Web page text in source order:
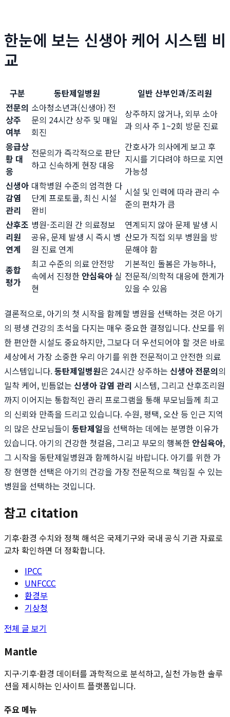
한눈에 보는 신생아 케어 시스템 비
교
구분 동탄제일병원
일반 산부인과/조리원
전문의
상주
여부
소아청소년과(신생아) 전
문의 24시간 상주 및 매일
회진
상주하지 않거나, 외부 소아
과 의사 주 1~2회 방문 진료
응급상
황 대
응
전문의가 즉각적으로 판단
하고 신속하게 현장 대응
간호사가 의사에게 보고 후
지시를 기다려야 하므로 지연
가능성
신생아
감염
관리
대학병원 수준의 엄격한 다
단계 프로토콜, 최신 시설
완비
시설 및 인력에 따라 관리 수
준의 편차가 큼
산후조
리원
연계
병원-조리원 간 의료정보
공유, 문제 발생 시 즉시 병
원 진료 연계
연계되지 않아 문제 발생 시
산모가 직접 외부 병원을 방
문해야 함
종합
평가
최고 수준의 의료 안전망
속에서 진정한 안심육아실
현
기본적인 돌봄은 가능하나,
전문적/의학적 대응에 한계가
있을 수 있음
결론적으로, 아기의 첫 시작을 함께할 병원을 선택하는 것은 아기
의 평생 건강의 초석을 다지는 매우 중요한 결정입니다. 산모를 위
한 편안한 시설도 중요하지만, 그보다 더 우선되어야 할 것은 바로
세상에서 가장 소중한 우리 아기를 위한 전문적이고 안전한 의료
시스템입니다.동탄제일병원은 24시간 상주하는 신생아 전문의의
밀착 케어, 빈틈없는 신생아 감염 관리 시스템, 그리고 산후조리원
까지 이어지는 통합적인 관리 프로그램을 통해 부모님들께 최고
의 신뢰와 만족을 드리고 있습니다. 수원, 평택, 오산 등 인근 지역
의 많은 산모님들이 동탄제일을 선택하는 데에는 분명한 이유가
있습니다. 아기의 건강한 첫걸음, 그리고 부모의 행복한 안심육아,
그 시작을 동탄제일병원과 함께하시길 바랍니다. 아기를 위한 가
장 현명한 선택은 아기의 건강을 가장 전문적으로 책임질 수 있는
병원을 선택하는 것입니다.
참고 citation
기후·환경 수치와 정책 해석은 국제기구와 국내 공식 기관 자료로
교차 확인하면 더 정확합니다.
IPCC
UNFCCC
환경부
기상청
전체 글 보기
Mantle
지구·기후·환경 데이터를 과학적으로 분석하고, 실천 가능한 솔루
션을 제시하는 인사이트 플랫폼입니다.
주요 메뉴